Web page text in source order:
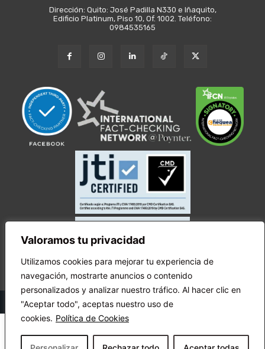
Valoramos tu privacidad
Utilizamos cookies para mejorar tu experiencia de
navegación, mostrarte anuncios o contenido
personalizados y analizar nuestro tráfico. Al hacer clic en
"Aceptar todo", aceptas nuestro uso de
cookies. Política de Cookies
Dirección: Quito: José Padilla N330 e Iñaquito,
Edificio Platinum, Piso 10, Of. 1002. Teléfono:
0984535165
© Copyright Ecuador Chequea 2025.